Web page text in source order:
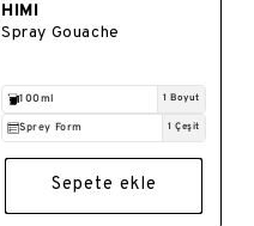
Satıcı:
HIMI
Spray Gouache
100ml 1 Boyut
Sprey Form 1 Çeşit
Sepete ekle